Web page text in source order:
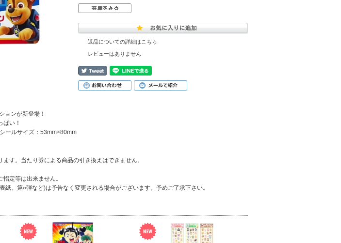
返品についての詳細はこちら
レビューはありません
ョンが新登場！
ぱい！
ルサイズ：53mm×80mm
す。当たり券による商品の引き換えはできません。
定等は出来ません。
、第○弾など)は予告なく変更される場合がございます。予めご了承下さい。